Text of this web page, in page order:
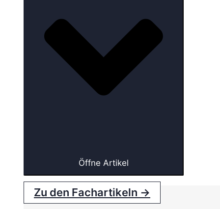
Öffne Artikel
Zu den Fachartikeln →